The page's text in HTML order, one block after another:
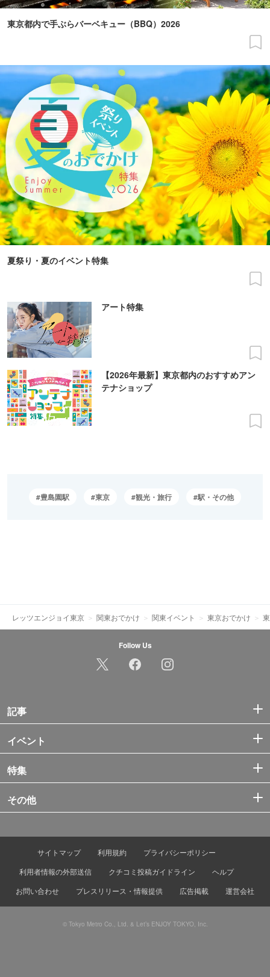
東京都内で手ぶらバーベキュー（BBQ）2026
夏祭り・夏のイベント特集
アート特集
【2026年最新】東京都内のおすすめアン
テナショップ
豊島園駅 東京 観光・旅行 駅・その他
レッツエンジョイ東京 関東おでかけ 関東イベント 東京おでかけ
Follow Us
記事
イベント
特集
その他
サイトマップ 利用規約
プライバシーポリシー
利用者情報の外部送信
クチコミ投稿ガイドライン
ヘルプ
お問い合わせ
プレスリリース・情報提供 広告掲載 運営会社
© Tokyo Metro Co., Ltd. & Let’s ENJOY TOKYO, Inc.